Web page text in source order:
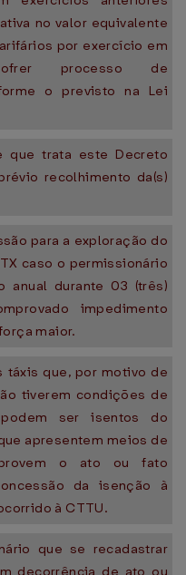
no valor equivalente
por exercício em
processo de
o previsto na Lei
que trata este Decreto
recolhimento da(s)
para a exploração do
caso o permissionário
anual durante 03 (três)
impedimento
maior.
táxis que, por motivo de
tiverem condições de
ser isentos do
apresentem meios de
o ato ou fato
da isenção à
à CTTU.
que se recadastrar
decorrência de ato ou